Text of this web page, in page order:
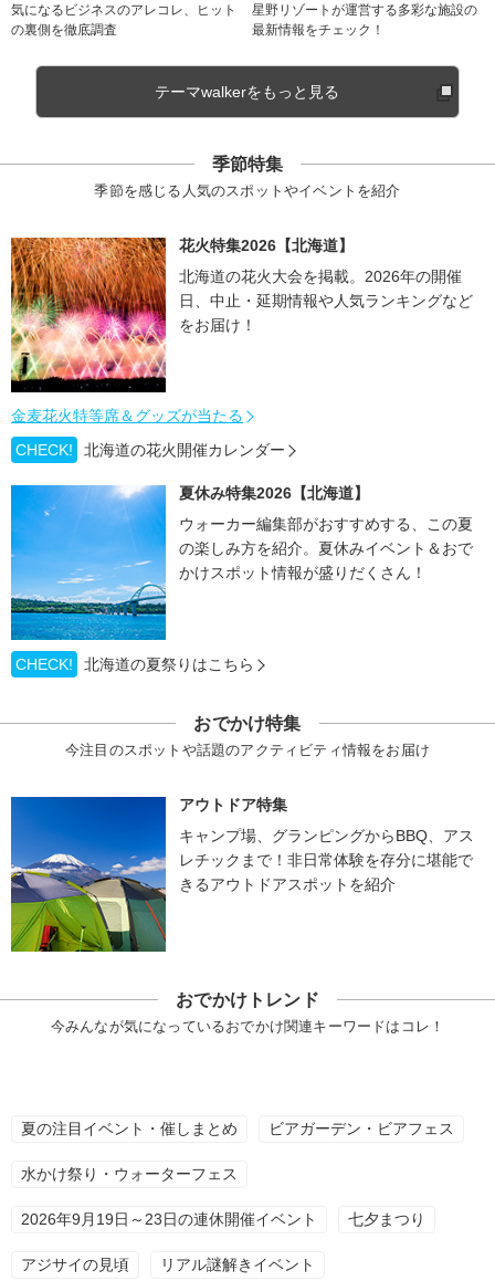
気になるビジネスのアレコレ、ヒット
の裏側を徹底調査
星野リゾートが運営する多彩な施設の
最新情報をチェック！
テーマwalkerをもっと見る
季節特集
季節を感じる人気のスポットやイベントを紹介
花火特集2026【北海道】
北海道の花火大会を掲載。2026年の開催
日、中止・延期情報や人気ランキングなど
をお届け！
金麦花火特等席＆グッズが当たる
CHECK!
北海道の花火開催カレンダー
夏休み特集2026【北海道】
ウォーカー編集部がおすすめする、この夏
の楽しみ方を紹介。夏休みイベント＆おで
かけスポット情報が盛りだくさん！
CHECK! 北海道の夏祭りはこちら
おでかけ特集
今注目のスポットや話題のアクティビティ情報をお届け
アウトドア特集
キャンプ場、グランピングからBBQ、アス
レチックまで！非日常体験を存分に堪能で
きるアウトドアスポットを紹介
おでかけトレンド
今みんなが気になっているおでかけ関連キーワードはコレ！
夏の注目イベント・催しまとめ ビアガーデン・ビアフェス
水かけ祭り・ウォーターフェス
2026年9月19日～23日の連休開催イベント 七夕まつり
アジサイの見頃 リアル謎解きイベント